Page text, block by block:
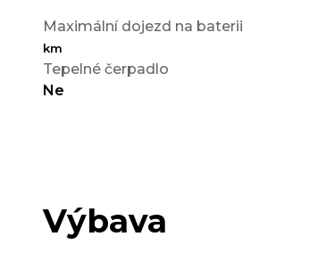
Maximální dojezd na baterii
km
Tepelné čerpadlo
Ne
Výbava